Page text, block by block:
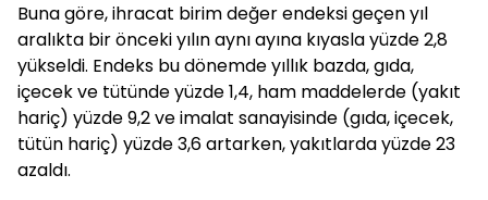
Buna göre, ihracat birim değer endeksi geçen yıl
aralıkta bir önceki yılın aynı ayına kıyasla yüzde 2,8
yükseldi. Endeks bu dönemde yıllık bazda, gıda,
içecek ve tütünde yüzde 1,4, ham maddelerde (yakıt
hariç) yüzde 9,2 ve imalat sanayisinde (gıda, içecek,
tütün hariç) yüzde 3,6 artarken, yakıtlarda yüzde 23
azaldı.